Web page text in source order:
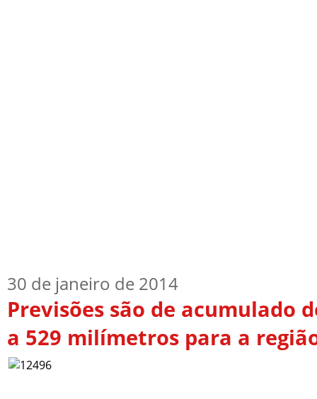
30 de janeiro de 2014
Previsões são de acumulado
a 529 milímetros para a